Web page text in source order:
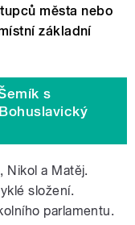
města nebo
základní
s
Nikol a Matěj.
složení.
parlamentu.